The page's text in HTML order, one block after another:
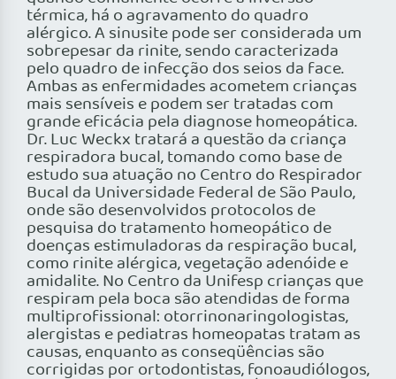
térmica, há o agravamento do quadro
alérgico. A sinusite pode ser considerada um
sobrepesar da rinite, sendo caracterizada
pelo quadro de infecção dos seios da face.
Ambas as enfermidades acometem crianças
mais sensíveis e podem ser tratadas com
grande eficácia pela diagnose homeopática.
Dr. Luc Weckx tratará a questão da criança
respiradora bucal, tomando como base de
estudo sua atuação no Centro do Respirador
Bucal da Universidade Federal de São Paulo,
onde são desenvolvidos protocolos de
pesquisa do tratamento homeopático de
doenças estimuladoras da respiração bucal,
como rinite alérgica, vegetação adenóide e
amidalite. No Centro da Unifesp crianças que
respiram pela boca são atendidas de forma
multiprofissional: otorrinonaringologistas,
alergistas e pediatras homeopatas tratam as
causas, enquanto as conseqüências são
corrigidas por ortodontistas, fonoaudiólogos,